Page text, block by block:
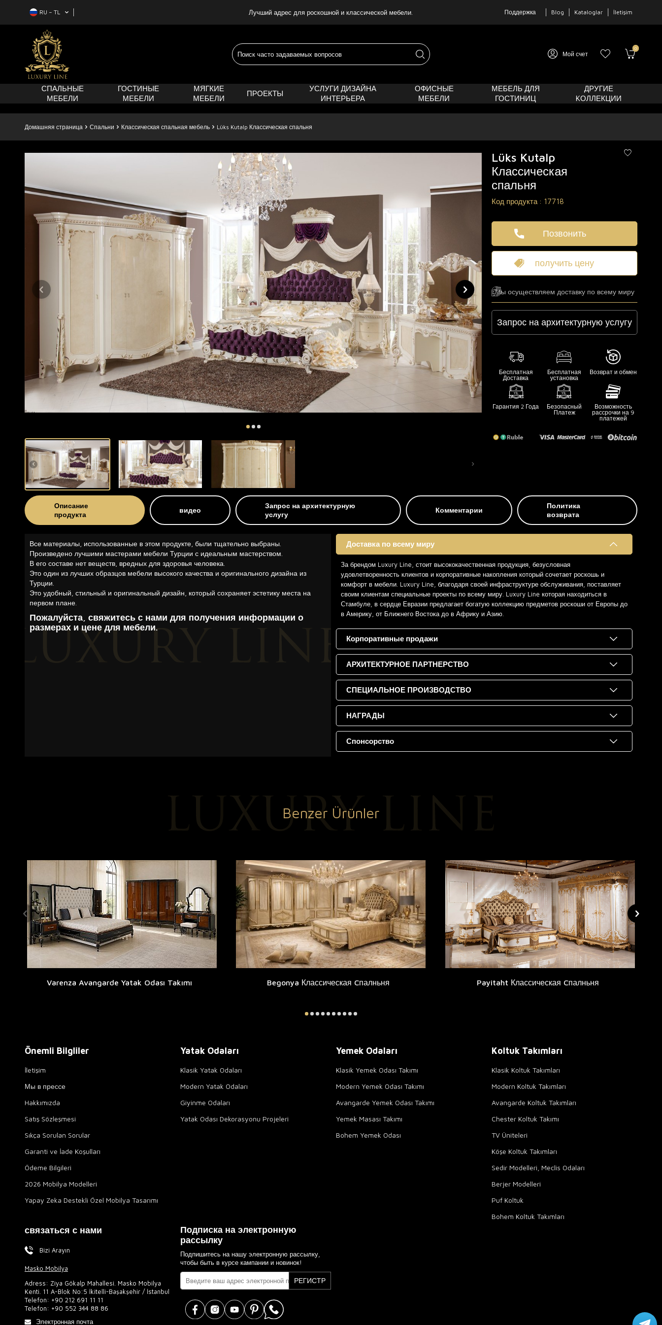
RU − TL Лучший адрес для роскошной и классической мебели. Поддержка Blog Kataloglar İletişim
Мой счет
0
СПАЛЬНЫЕ
МЕБЕЛИ
ГОСТИНЫЕ
МЕБЕЛИ
МЯГКИЕ
МЕБЕЛИ
ПРОЕКТЫ
УСЛУГИ ДИЗАЙНА
ИНТЕРЬЕРА
ОФИСНЫЕ
МЕБЕЛИ
МЕБЕЛЬ ДЛЯ
ГОСТИНИЦ
ДРУГИЕ
KОЛЛЕКЦИИ
Домашняя страница Спальни Классическая спальная мебель Lüks Kutalp Классическая спальня
Lüks Kutalp
Классическая
спальня
Код продукта : 17718
Позвонить
получить цену
Мы осуществляем доставку по всему миру
Запрос на архитектурную услугу
Бесплатная
Доставка
Бесплатная
установка
Возврат и обмен
Гарантия 2 Года
Безопасный
Платеж
Возможность
рассрочки на 9
платежей
Описание
продукта
видео
Запрос на архитектурную
услугу
Комментарии
Политика
возврата
Все материалы, использованные в этом продукте, были тщательно выбраны.
Произведено лучшими мастерами мебели Турции с идеальным мастерством.
В его составе нет веществ, вредных для здоровья человека.
Это один из лучших образцов мебели высокого качества и оригинального дизайна из
Турции.
Это удобный, стильный и оригинальный дизайн, который сохраняет эстетику места на
первом плане.
Пожалуйста, свяжитесь с нами для получения информации о
размерах и цене для мебели.
Доставка по всему миру
За брендом Luxury Line, стоит высококачественная продукция, безусловная
удовлетворенность клиентов и корпоративные накопления который сочетает роскошь и
комфорт в мебели. Luxury Line, благодаря своей инфраструктуре обслуживания, поставляет
своим клиентам специальные проекты по всему миру. Luxury Line которая находиться в
Стамбуле, в сердце Евразии предлагает богатую коллекцию предметов роскоши от Европы до
в Америку, от Ближнего Востока до в Африку и Азию.
Корпоративные продажи
АРХИТЕКТУРНОЕ ПАРТНЕРСТВО
СПЕЦИАЛЬНОЕ ПРОИЗВОДСТВО
НАГРАДЫ
Спонсорство
Benzer Ürünler
Varenza Avangarde Yatak Odası Takımı Begonya Классическая Cпалньня Payitaht Классическая Cпалньня
Önemli Bilgliler
İletişim
Мы в прессе
Hakkımızda
Satış Sözleşmesi
Sıkça Sorulan Sorular
Garanti ve İade Koşulları
Ödeme Bilgileri
2026 Mobilya Modelleri
Yapay Zeka Destekli Özel Mobilya Tasarımı
Yatak Odaları
Klasik Yatak Odaları
Modern Yatak Odaları
Giyinme Odaları
Yatak Odası Dekorasyonu Projeleri
Yemek Odaları
Klasik Yemek Odası Takımı
Modern Yemek Odası Takımı
Avangarde Yemek Odası Takımı
Yemek Masası Takımı
Bohem Yemek Odası
Koltuk Takımları
Klasik Koltuk Takımları
Modern Koltuk Takımları
Avangarde Koltuk Takımları
Chester Koltuk Takımı
TV Üniteleri
Köşe Koltuk Takımları
Sedir Modelleri, Meclis Odaları
Berjer Modelleri
Puf Koltuk
Bohem Koltuk Takımları
связаться с нами
Bizi Arayın
Masko Mobilya
Adress: Ziya Gökalp Mahallesi. Masko Mobilya
Kenti. 11 A-Blok No:5 İkitelli-Başakşehir / İstanbul
Telefon: +90 212 691 11 11
Telefon: +90 552 344 88 86
Электронная почта
Подписка на электронную
рассылку
Подпишитесь на нашу электронную рассылку,
чтобы быть в курсе кампании и новинок!
РЕГИСТР